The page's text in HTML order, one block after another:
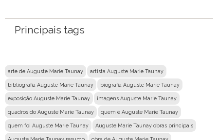
Principais tags
arte de Auguste Marie Taunay artista Auguste Marie Taunay
bibliografia Auguste Marie Taunay biografia Auguste Marie Taunay
exposição Auguste Marie Taunay imagens Auguste Marie Taunay
quadros do Auguste Marie Taunay quem é Auguste Marie Taunay
quem foi Auguste Marie Taunay Auguste Marie Taunay obras principais